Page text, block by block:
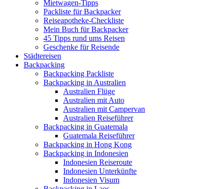
Mietwagen-Tipps
Packliste für Backpacker
Reiseapotheke-Checkliste
Mein Buch für Backpacker
45 Tipps rund ums Reisen
Geschenke für Reisende
Städtereisen
Backpacking
Backpacking Packliste
Backpacking in Australien
Australien Flüge
Australien mit Auto
Australien mit Campervan
Australien Reiseführer
Backpacking in Guatemala
Guatemala Reiseführer
Backpacking in Hong Kong
Backpacking in Indonesien
Indonesien Reiseroute
Indonesien Unterkünfte
Indonesien Visum